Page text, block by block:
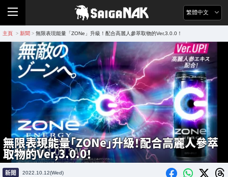
繁體中文
主頁 > 新聞 > 無限表現能量「ZONe」升級！配合高麗人參萃取物的Ver,3.0.0！
無限表現能量「ZONe」升級！配合高麗人參萃
取物的Ver,3.0.0！
新聞 2022.10.12(Wed)